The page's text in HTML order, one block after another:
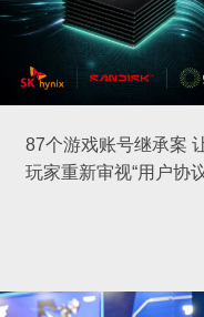
87个游戏账号继承案
玩家重新审视“用户协